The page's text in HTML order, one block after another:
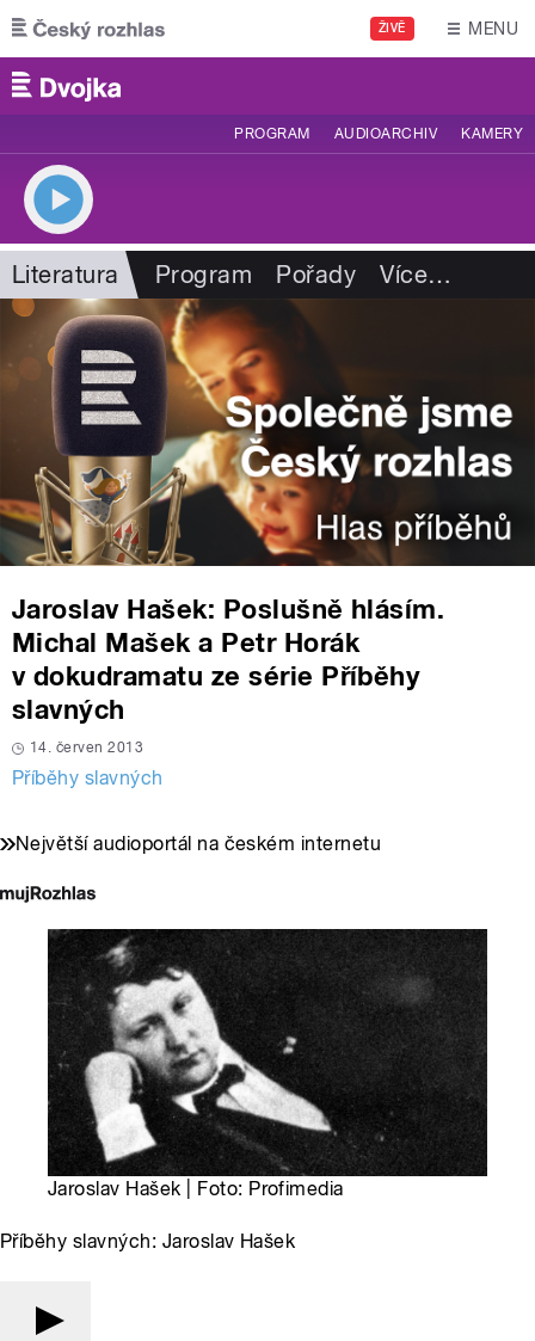
Přejít k hlavnímu obsahu
ŽIVĚ MENU
PROGRAM AUDIOARCHIV KAMERY
Literatura Program Pořady Více…
Jaroslav Hašek: Poslušně hlásím.
Michal Mašek a Petr Horák
v dokudramatu ze série Příběhy
slavných
14. červen 2013
Příběhy slavných
Největší audioportál na českém internetu
Jaroslav Hašek | Foto: Profimedia
Příběhy slavných: Jaroslav Hašek